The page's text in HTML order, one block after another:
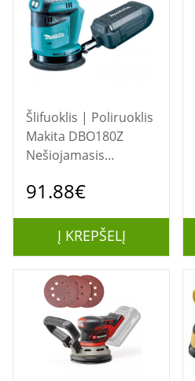
Šlifuoklis | Poliruoklis
Makita DBO180Z
Nešiojamasis
šlifuoklis
91.88€
Į KREPŠELĮ